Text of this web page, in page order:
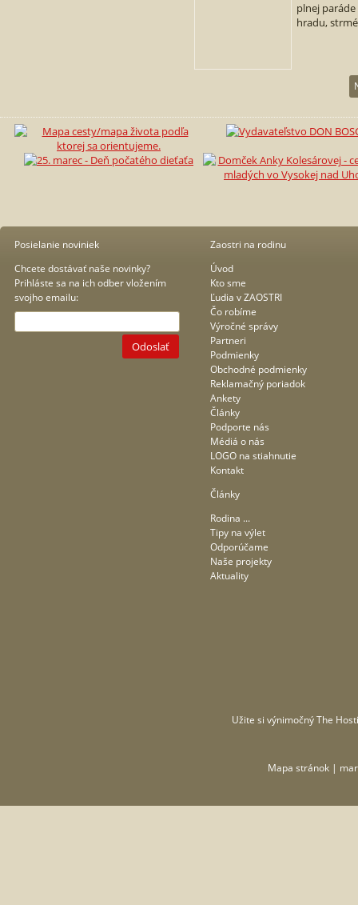
plnej
hradu,
Posielanie noviniek
Chcete dostávať naše novinky?
Prihláste sa na ich odber vložením
svojho emailu:
Odoslať
Zaostri na rodinu
Úvod
Kto sme
Ľudia v ZAOSTRI
Čo robíme
Výročné správy
Partneri
Podmienky
Obchodné podmienky
Reklamačný poriadok
Ankety
Články
Podporte nás
Médiá o nás
LOGO na stiahnutie
Kontakt
Články
Rodina ...
Tipy na výlet
Odporúčame
Naše projekty
Aktuality
Užite si výnimočnýThe
Mapa stránok |